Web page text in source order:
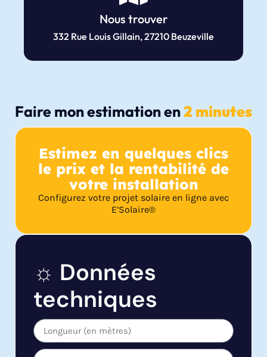
Nous trouver
332 Rue Louis Gillain, 27210 Beuzeville
Faire mon estimation en2 minutes
☼ Données
techniques
Estimez en quelques clics
le prix et la rentabilité de
votre installation
Configurez votre projet solaire en ligne avec
E’Solaire®